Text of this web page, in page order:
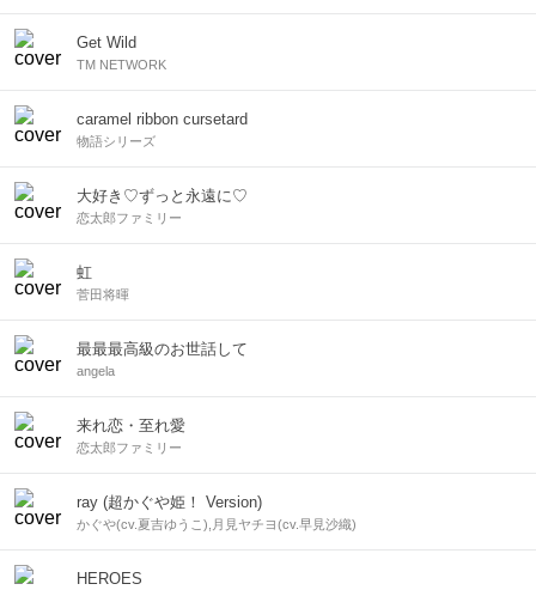
Get Wild
TM NETWORK
caramel ribbon cursetard
物語シリーズ
大好き♡ずっと永遠に♡
恋太郎ファミリー
虹
菅田将暉
最最最高級のお世話して
angela
来れ恋・至れ愛
恋太郎ファミリー
ray (超かぐや姫！ Version)
かぐや(cv.夏吉ゆうこ),月見ヤチヨ(cv.早見沙織)
HEROES